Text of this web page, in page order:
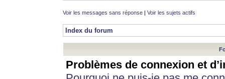
Voir les messages sans réponse | Voir les sujets actifs
Index du forum
Problèmes de connexion et